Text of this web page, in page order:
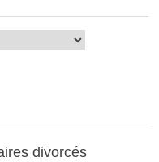
divorcés